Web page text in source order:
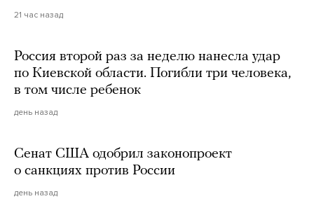
21 час назад
Россия второй раз за неделю нанесла удар
по Киевской области. Погибли три человека,
в том числе ребенок
день назад
Сенат США одобрил законопроект
о санкциях против России
день назад